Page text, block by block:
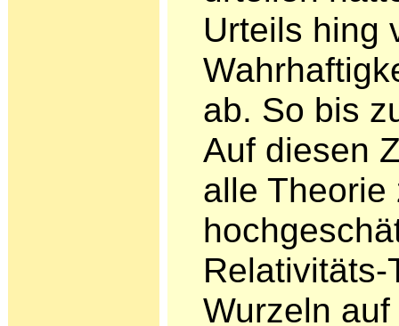
Urteils hing
ab. So bis
Auf diesen
alle Theo­rie
Wurzeln